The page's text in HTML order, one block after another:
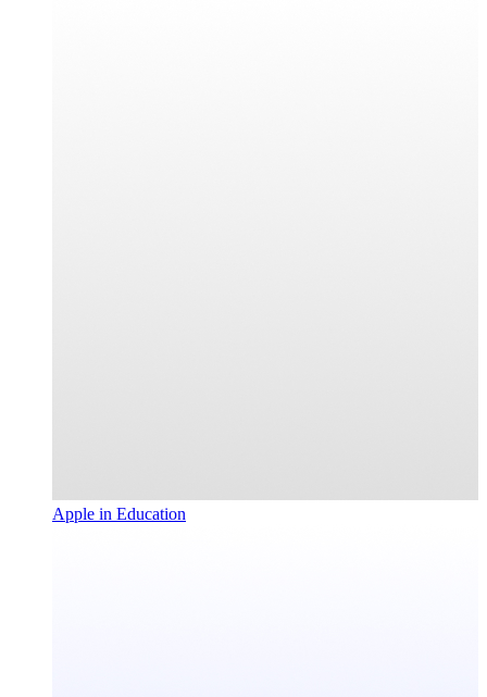
Apple in Education